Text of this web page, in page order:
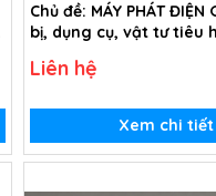
Chủ đề: MÁY PHÁT ĐIỆN
bị, dụng cụ, vật tư tiêu
Liên hệ
Xem chi tiết